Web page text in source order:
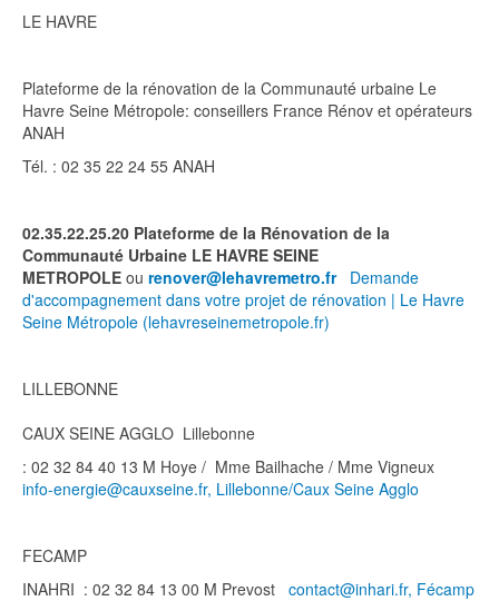
LE HAVRE
Plateforme de la rénovation de la Communauté urbaine Le
Havre Seine Métropole: conseillers France Rénov et opérateurs
ANAH
Tél. : 02 35 22 24 55 ANAH
02.35.22.25.20 Plateforme de la Rénovation de la
Communauté Urbaine LE HAVRE SEINE
METROPOLE ou renover@lehavremetro.fr
Demande
d'accompagnement dans votre projet de rénovation | Le Havre
Seine Métropole (lehavreseinemetropole.fr)
LILLEBONNE
CAUX SEINE AGGLO Lillebonne
: 02 32 84 40 13 M Hoye / Mme Bailhache / Mme Vigneux
info-energie@cauxseine.fr, Lillebonne/Caux Seine Agglo
FECAMP
INAHRI : 02 32 84 13 00 M Prevost contact@inhari.fr, Fécamp